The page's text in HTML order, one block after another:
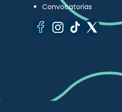
Convocatorias